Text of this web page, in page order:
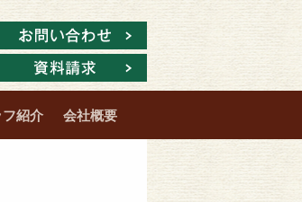
紹介 会社概要